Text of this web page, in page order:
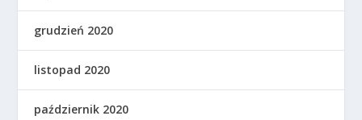
grudzień 2020
listopad 2020
październik 2020